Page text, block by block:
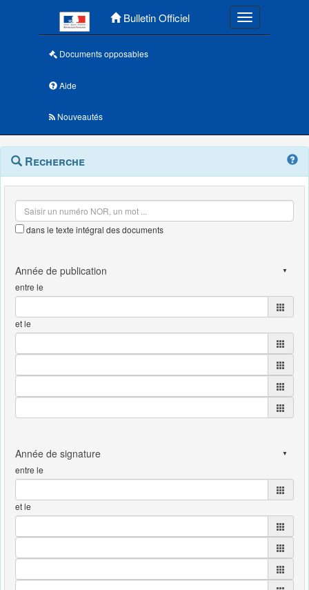
Bulletin Officiel Toggle
Documents opposables
Aide
Nouveautés
Navigation
outils
Menu
contextuel
Recherche
dans le texte intégral des documents
entre le
et le
entre le
et le